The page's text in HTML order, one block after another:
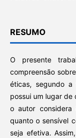
RESUMO
O presente
compreensão
éticas, segundo a
possui um lugar de
o autor
quanto o sensível
seja efetiva.